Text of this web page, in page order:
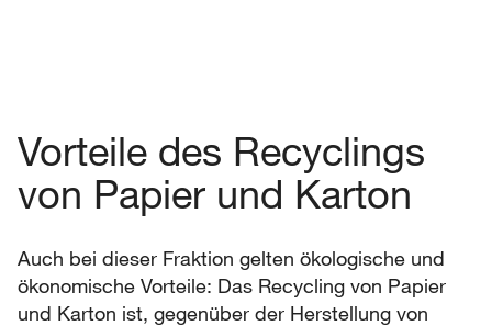
Vorteile des Recyclings
von Papier und Karton
Auch bei dieser Fraktion gelten ökologische und
ökonomische Vorteile: Das Recycling von Papier
und Karton ist, gegenüber der Herstellung von